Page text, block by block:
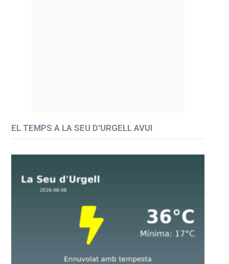
EL TEMPS A LA SEU D'URGELL AVUI